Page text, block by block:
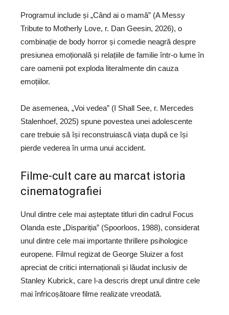
Programul include și „Când ai o mamă” (A Messy
Tribute to Motherly Love, r. Dan Geesin, 2026), o
combinație de body horror și comedie neagră despre
presiunea emoțională și relațiile de familie într-o lume în
care oamenii pot exploda literalmente din cauza
emoțiilor.
De asemenea, „Voi vedea” (I Shall See, r. Mercedes
Stalenhoef, 2025) spune povestea unei adolescente
care trebuie să își reconstruiască viața după ce își
pierde vederea în urma unui accident.
Filme-cult care au marcat istoria
cinematografiei
Unul dintre cele mai așteptate titluri din cadrul Focus
Olanda este „Dispariția” (Spoorloos, 1988), considerat
unul dintre cele mai importante thrillere psihologice
europene. Filmul regizat de George Sluizer a fost
apreciat de critici internaționali și lăudat inclusiv de
Stanley Kubrick, care l-a descris drept unul dintre cele
mai înfricoșătoare filme realizate vreodată.